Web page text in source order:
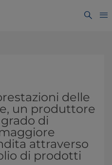
delle
un produttore
di
attraverso
di prodotti